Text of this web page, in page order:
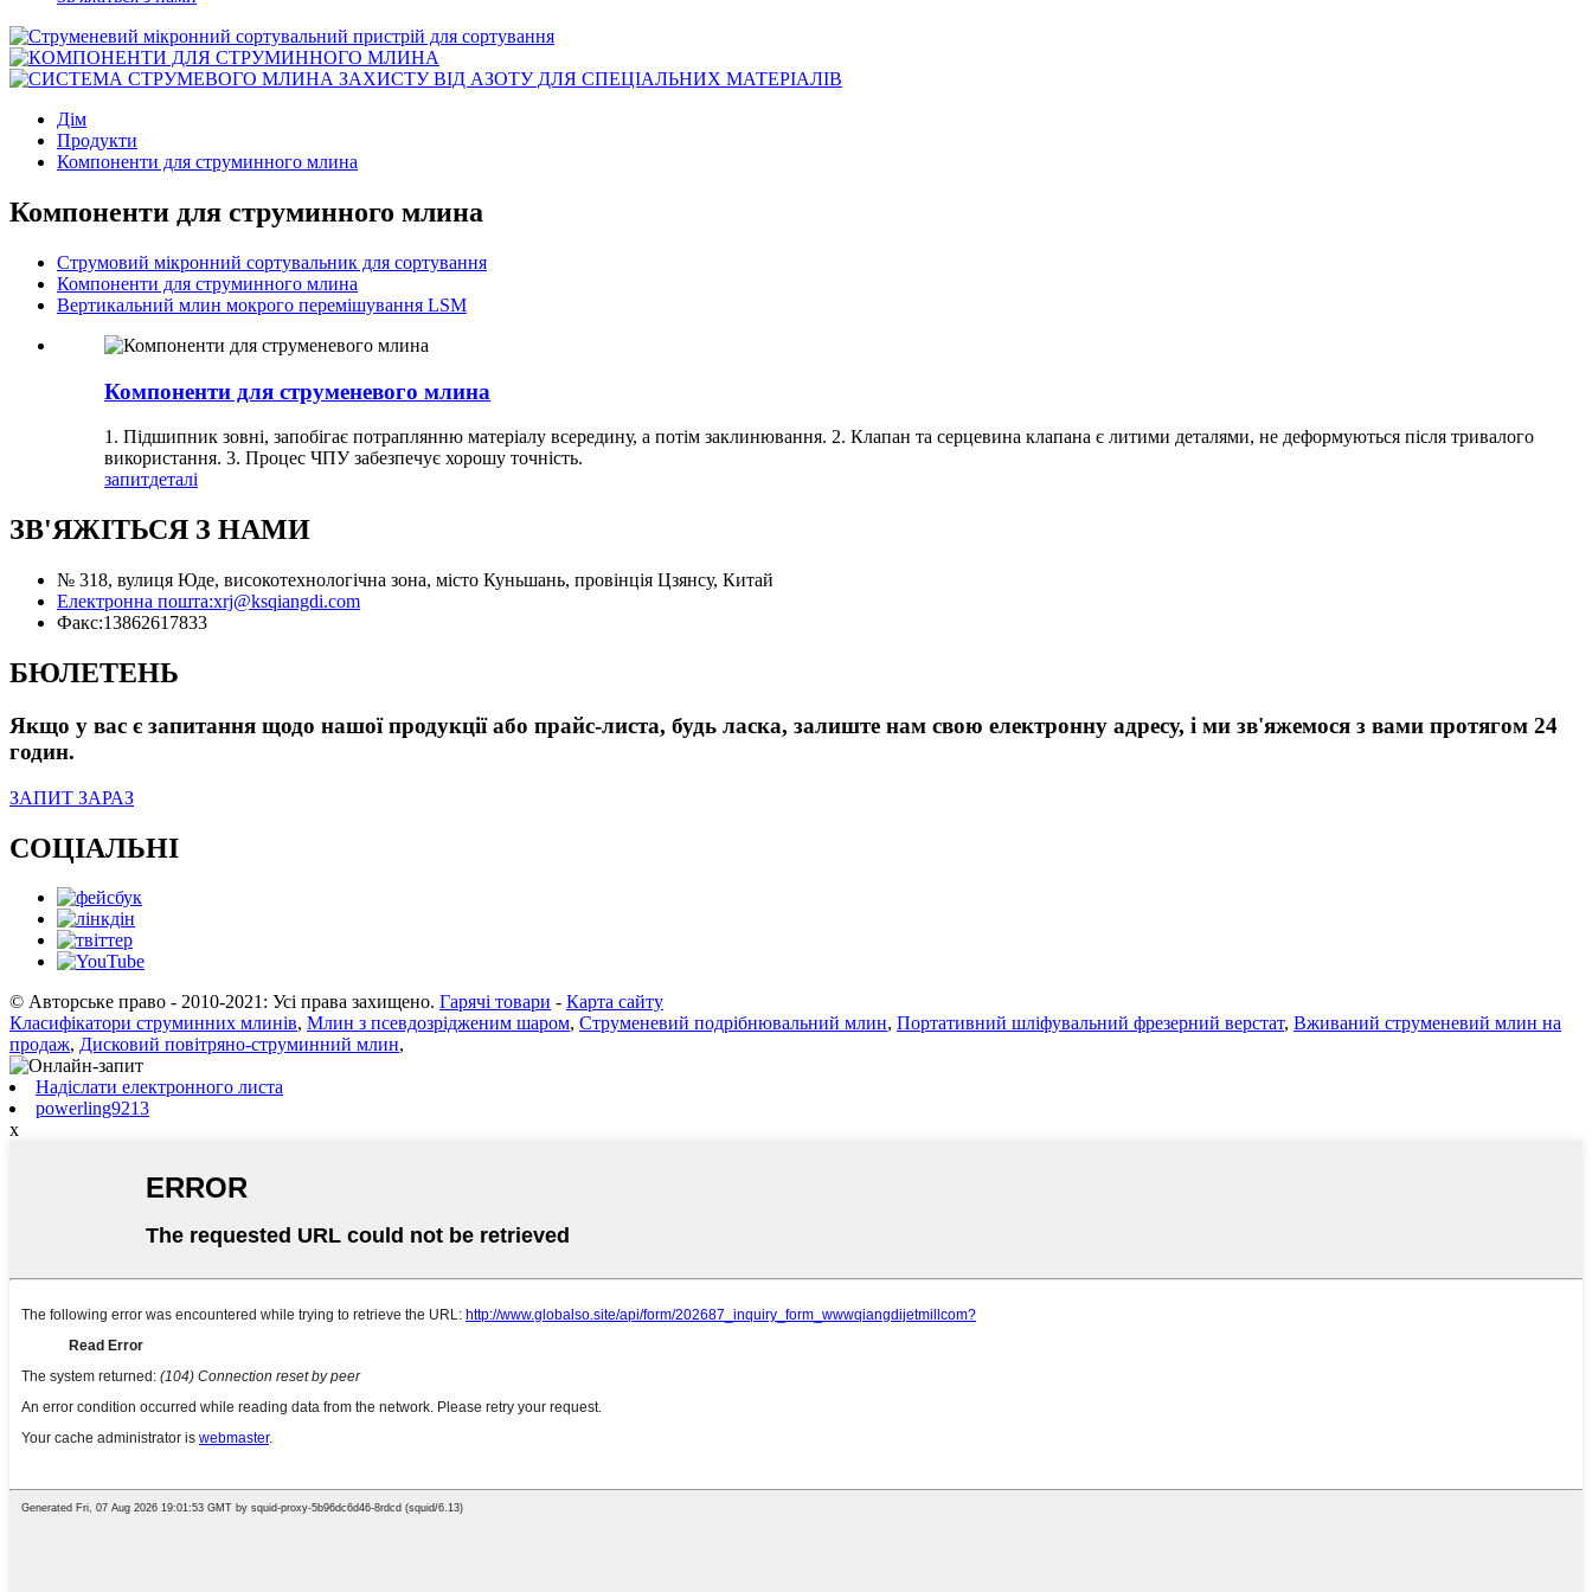
Дім
Продукти
Компоненти для струминного млина
Компоненти для струминного млина
Струмовий мікронний сортувальник для сортування
Компоненти для струминного млина
Вертикальний млин мокрого перемішування LSM
Компоненти для струменевого млина
1. Підшипник зовні, запобігає потраплянню матеріалу всередину, а потім заклинювання. 2. Клапан та серцевина клапана є литими деталями, не деформуються після тривалого
використання. 3. Процес ЧПУ забезпечує хорошу точність.
запитдеталі
ЗВ'ЯЖІТЬСЯ З НАМИ
№ 318, вулиця Юде, високотехнологічна зона, місто Куньшань, провінція Цзянсу, Китай
Електронна пошта:xrj@ksqiangdi.com
Факс:13862617833
БЮЛЕТЕНЬ
Якщо у вас є запитання щодо нашої продукції або прайс-листа, будь ласка, залиште нам свою електронну адресу, і ми зв'яжемося з вами протягом 24
годин.
ЗАПИТ ЗАРАЗ
СОЦІАЛЬНІ
© Авторське право - 2010-2021: Усі права захищено. Гарячі товари - Карта сайту
Класифікатори струминних млинів, Млин з псевдозрідженим шаром, Струменевий подрібнювальний млин, Портативний шліфувальний фрезерний верстат, Вживаний струменевий млин на
продаж, Дисковий повітряно-струминний млин,
Надіслати електронного листа
powerling9213
x